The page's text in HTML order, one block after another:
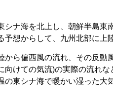
シナ海を北上し、朝鮮半島東
想からして、九州北部に上
から偏西風の流れ、その反動
向けての気流)の実際の流れ
の東シナ海で暖かい湿った大